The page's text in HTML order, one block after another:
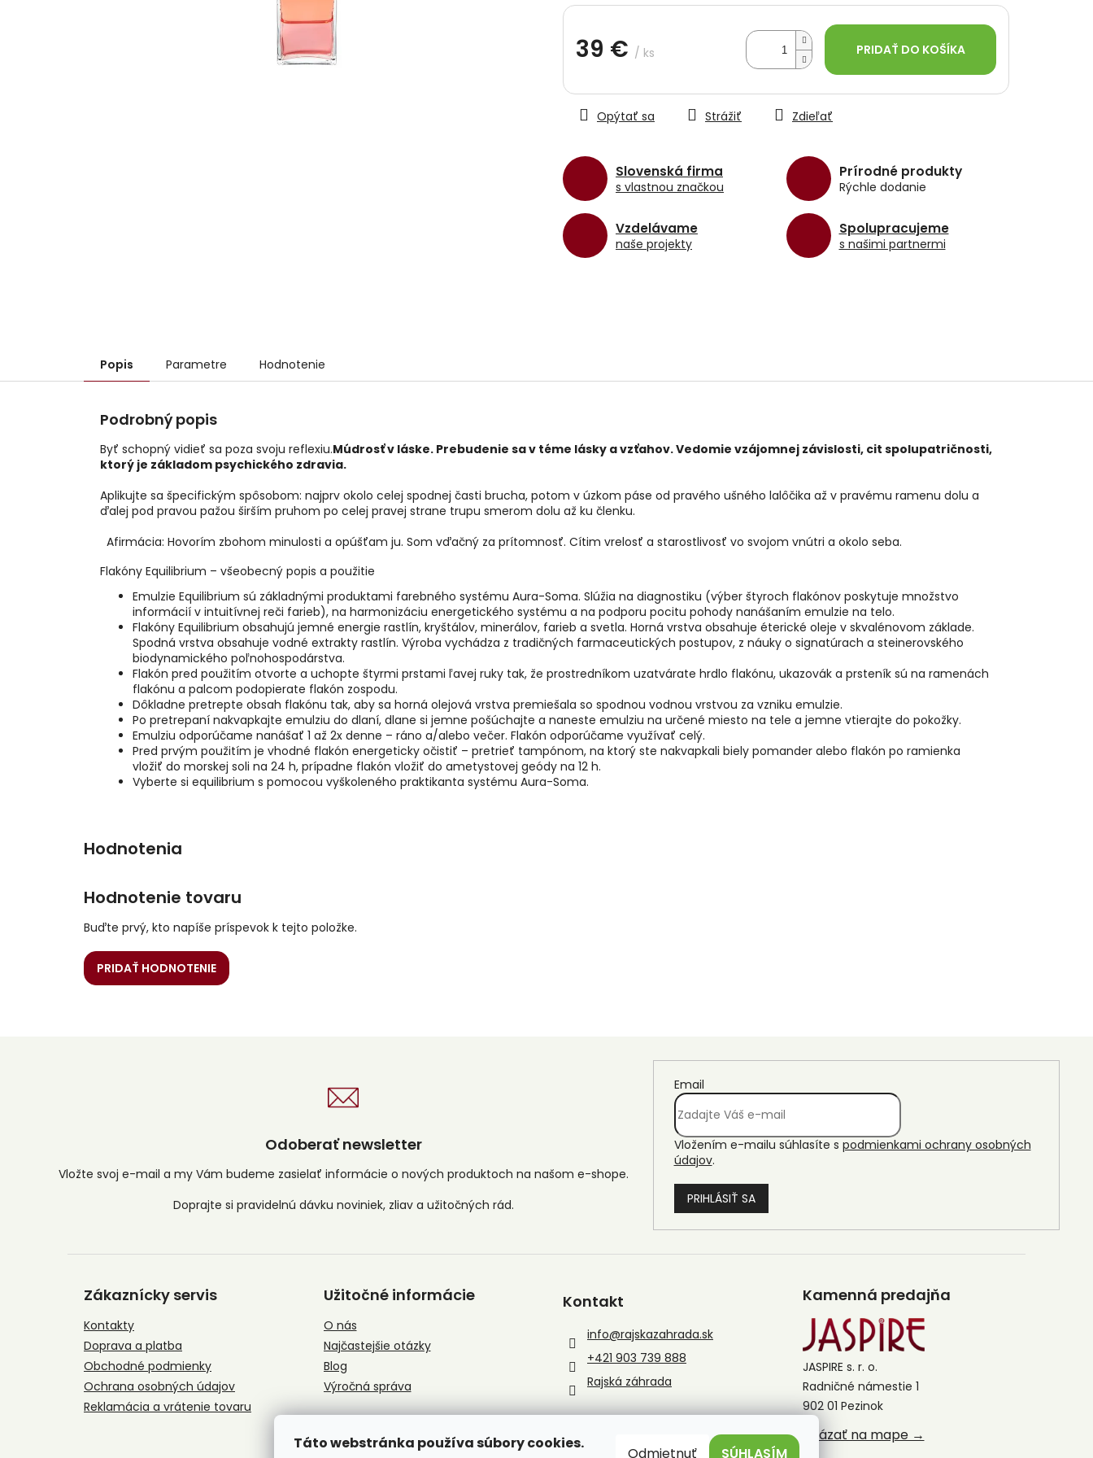
Táto webstránka používa súbory cookies.
Odmietnuť SÚHLASÍM
39 € / ks
cena:
PRIDAŤ DO KOŠÍKA
Slovenská firma
s vlastnou značkou
Prírodné produkty
Rýchle dodanie
Vzdelávame
naše projekty
Spolupracujeme
s našimi partnermi
Opýtať sa Strážiť Zdieľať
hviezdičiek.
Popis Parametre Hodnotenie
Podrobný popis
Byť schopný vidieť sa poza svoju reflexiu.Múdrosť v láske. Prebudenie sa v téme lásky a vzťahov. Vedomie vzájomnej závislosti, cit spolupatričnosti,
ktorý je základom psychického zdravia.
Aplikujte sa špecifickým spôsobom: najprv okolo celej spodnej časti brucha, potom v úzkom páse od pravého ušného lalôčika až v pravému ramenu dolu a
ďalej pod pravou pažou širším pruhom po celej pravej strane trupu smerom dolu až ku členku.
Afirmácia: Hovorím zbohom minulosti a opúšťam ju. Som vďačný za prítomnosť. Cítim vrelosť a starostlivosť vo svojom vnútri a okolo seba.
Flakóny Equilibrium – všeobecný popis a použitie
Emulzie Equilibrium sú základnými produktami farebného systému Aura-Soma. Slúžia na diagnostiku (výber štyroch flakónov poskytuje množstvo
informácií v intuitívnej reči farieb), na harmonizáciu energetického systému a na podporu pocitu pohody nanášaním emulzie na telo.
Flakóny Equilibrium obsahujú jemné energie rastlín, kryštálov, minerálov, farieb a svetla. Horná vrstva obsahuje éterické oleje v skvalénovom základe.
Spodná vrstva obsahuje vodné extrakty rastlín. Výroba vychádza z tradičných farmaceutických postupov, z náuky o signatúrach a steinerovského
biodynamického poľnohospodárstva.
Flakón pred použitím otvorte a uchopte štyrmi prstami ľavej ruky tak, že prostredníkom uzatvárate hrdlo flakónu, ukazovák a prsteník sú na ramenách
flakónu a palcom podopierate flakón zospodu.
Dôkladne pretrepte obsah flakónu tak, aby sa horná olejová vrstva premiešala so spodnou vodnou vrstvou za vzniku emulzie.
Po pretrepaní nakvapkajte emulziu do dlaní, dlane si jemne pošúchajte a naneste emulziu na určené miesto na tele a jemne vtierajte do pokožky.
Emulziu odporúčame nanášať 1 až 2x denne – ráno a/alebo večer. Flakón odporúčame využívať celý.
Pred prvým použitím je vhodné flakón energeticky očistiť – pretrieť tampónom, na ktorý ste nakvapkali biely pomander alebo flakón po ramienka
vložiť do morskej soli na 24 h, prípadne flakón vložiť do ametystovej geódy na 12 h.
Vyberte si equilibrium s pomocou vyškoleného praktikanta systému Aura-Soma.
Hodnotenie tovaru
Buďte prvý, kto napíše príspevok k tejto položke.
PRIDAŤ HODNOTENIE
Odoberať newsletter
Vložte svoj e-mail a my Vám budeme zasielať informácie o nových produktoch na našom e-shope.
Email
Vložením e-mailu súhlasíte s podmienkami ochrany osobných
údajov.
PRIHLÁSIŤ SA
Zákaznícky servis
Kontakty
Doprava a platba
Obchodné podmienky
Ochrana osobných údajov
Reklamácia a vrátenie tovaru
Užitočné informácie
O nás
Najčastejšie otázky
Blog
Výročná správa
Kontakt
info@rajskazahrada.sk
+421 903 739 888
Rajská záhrada
Kamenná predajňa
JASPIRE s. r. o.
Radničné námestie 1
902 01 Pezinok
Ukázať na mape →